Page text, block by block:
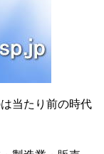
当たり前の時代